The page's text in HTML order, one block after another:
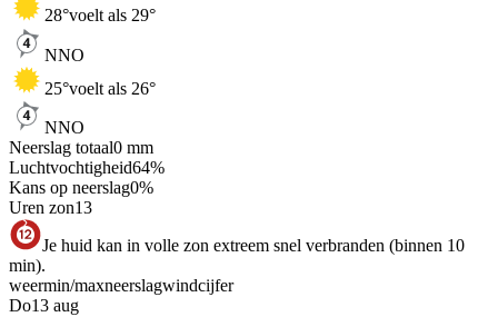
28°voelt als 29°
NNO
25°voelt als 26°
NNO
Neerslag totaal0 mm
Luchtvochtigheid64%
Kans op neerslag0%
Uren zon13
Je huid kan in volle zon extreem snel verbranden (binnen 10
min).
weermin/maxneerslagwindcijfer
Do13 aug